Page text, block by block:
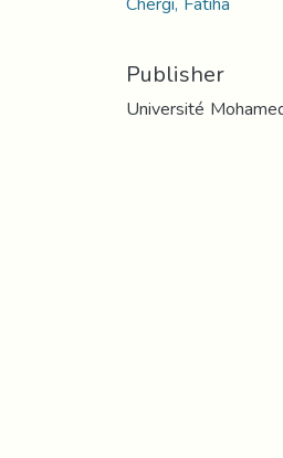
Publisher
Université